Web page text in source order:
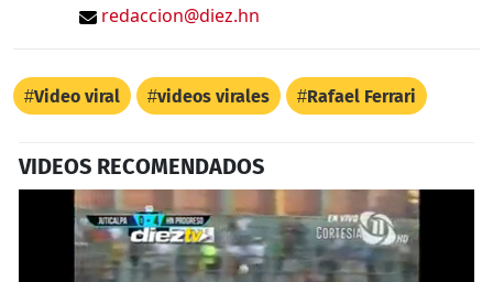
redaccion@diez.hn
Video viral videos virales Rafael Ferrari
VIDEOS RECOMENDADOS